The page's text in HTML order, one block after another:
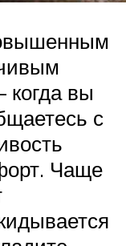
когда вы
с
Чаще